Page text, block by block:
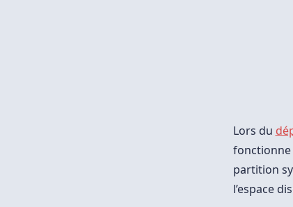
Lors du
fonctionne
partition
l’espace